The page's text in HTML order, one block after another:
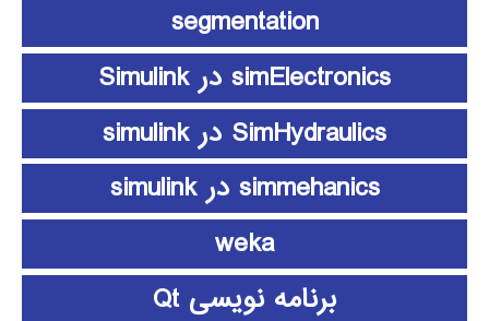
segmentation
simElectronics در Simulink
SimHydraulics در simulink
simmehanics در simulink
weka
برنامه نویسی Qt